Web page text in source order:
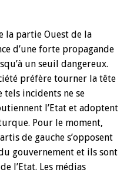
la partie Ouest de la
d’une forte propagande
un seuil dangereux.
préfère tourner la tête
incidents ne se
l’Etat et adoptent
Pour le moment,
de gauche s’opposent
gouvernement et ils sont
l’Etat. Les médias